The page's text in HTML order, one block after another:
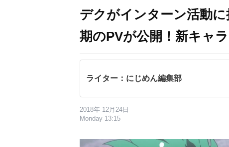
デクがインターン活動
期のPVが公開！新キャ
ライター：にじめん編集部
2018年 12月24日
Monday 13:15